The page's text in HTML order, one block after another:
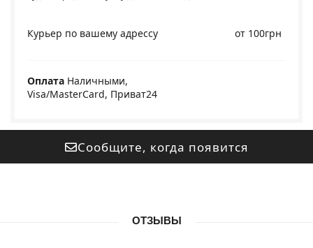
Курьер по вашему адрессу от 100грн
Оплата Наличными,
Visa/MasterCard, Приват24
Сообщите, когда появится
ОТЗЫВЫ